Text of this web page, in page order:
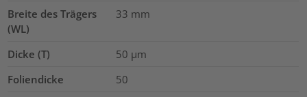
Breite des Trägers
(WL)
33 mm
Dicke (T) 50 µm
Foliendicke
50